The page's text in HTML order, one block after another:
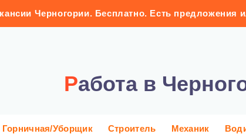
Черногории. Бесплатно. Есть предложения
Работа в
Горничная/Уборщик Строитель Механик